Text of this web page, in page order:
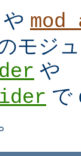
や
モジ
や
で